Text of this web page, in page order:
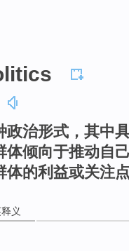
政治形式，其中
体倾向于推动自
体的利益或关注
义